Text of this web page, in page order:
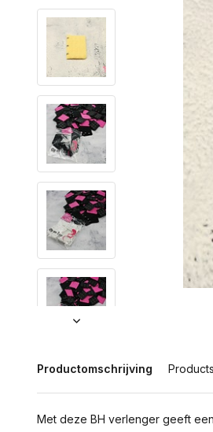
Productomschrijving
Met deze BH verlenger geeft